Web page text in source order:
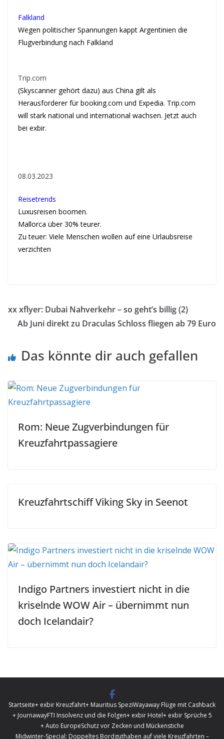
Falkland
Wegen politischer Spannungen kappt Argentinien die
Flugverbindung nach Falkland
Trip.com
(Skyscanner gehört dazu) aus China gilt als
Herausforderer für booking.com und Expedia. Trip.com
will stark national und international wachsen. Jetzt auch
bei exbir.
08.03.2023
Reisetrends
Luxusreisen boomen.
Mallorca über 30% teurer.
Zu teuer: Viele Menschen wollen auf eine Urlaubsreise
verzichten
xx xflyer: Dubai Nahverkehr – so geht’s billig (2)
Ab Juni direkt zu Draculas Schloss fliegen ab 79 Euro
Das könnte dir auch gefallen
Rom: Neue Zugverbindungen für
Kreuzfahrtpassagiere
Kreuzfahrtschiff Viking Sky in Seenot
Indigo Partners investiert nicht in die
kriselnde WOW Air – übernimmt nun
doch Icelandair?
Startseite+ exbir Kreuzfahrt+ Mauritius SpeziWayaway Flüge mit Cashback
+ JournawayFTI Insolvenz und die Folgen+ exbir Hotel+ exbir Sprüche 5
+ Auto EuropeSchutz vor Zecken und Mückenstiche
Midwinter-Special: Doppeltes Bordguthaben auf viele Kreuzfahrten –